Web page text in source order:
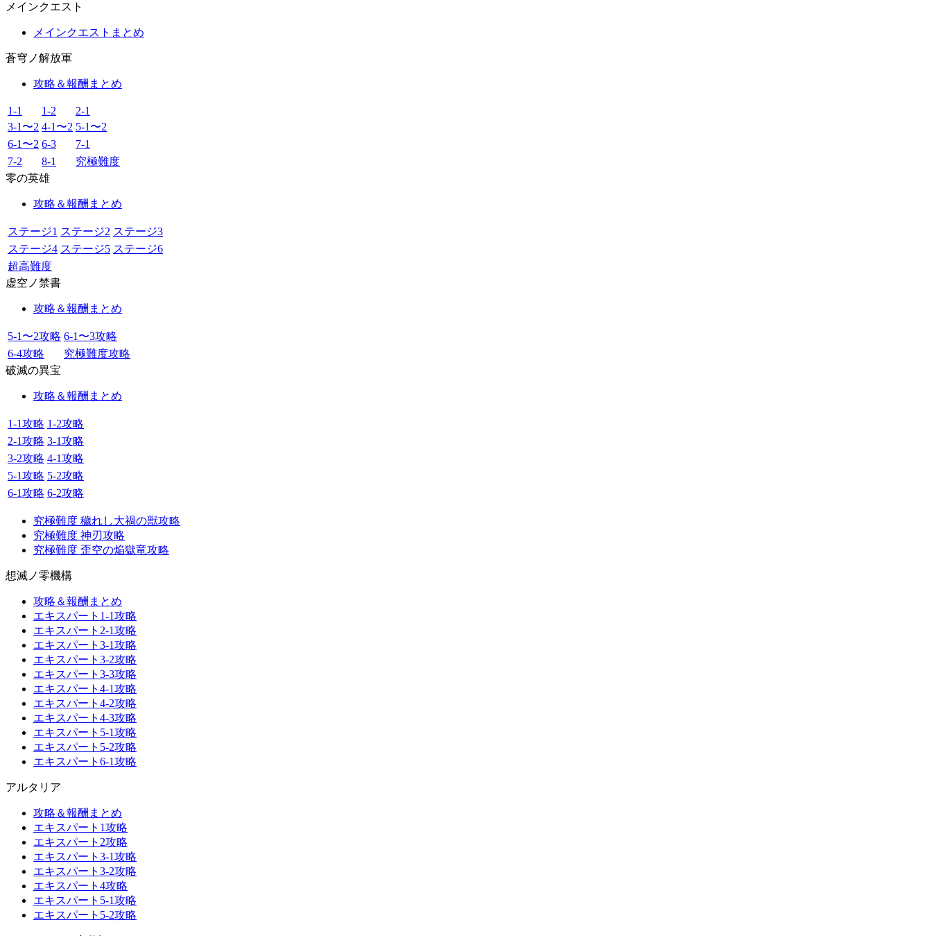
メインクエスト
メインクエストまとめ
蒼穹ノ解放軍
攻略＆報酬まとめ
1-1 1-2
2-1
3-1〜2 4-1〜2 5-1〜2
6-1〜2 6-3
7-1
7-2
8-1
究極難度
零の英雄
攻略＆報酬まとめ
ステージ1 ステージ2 ステージ3
ステージ4 ステージ5 ステージ6
超高難度
虚空ノ禁書
攻略＆報酬まとめ
5-1〜2攻略 6-1〜3攻略
6-4攻略
究極難度攻略
破滅の異宝
攻略＆報酬まとめ
1-1攻略 1-2攻略
2-1攻略 3-1攻略
3-2攻略 4-1攻略
5-1攻略 5-2攻略
6-1攻略 6-2攻略
究極難度 穢れし大禍の獣攻略
究極難度 神刃攻略
究極難度 歪空の焔獄竜攻略
想滅ノ零機構
攻略＆報酬まとめ
エキスパート1-1攻略
エキスパート2-1攻略
エキスパート3-1攻略
エキスパート3-2攻略
エキスパート3-3攻略
エキスパート4-1攻略
エキスパート4-2攻略
エキスパート4-3攻略
エキスパート5-1攻略
エキスパート5-2攻略
エキスパート6-1攻略
アルタリア
攻略＆報酬まとめ
エキスパート1攻略
エキスパート2攻略
エキスパート3-1攻略
エキスパート3-2攻略
エキスパート4攻略
エキスパート5-1攻略
エキスパート5-2攻略